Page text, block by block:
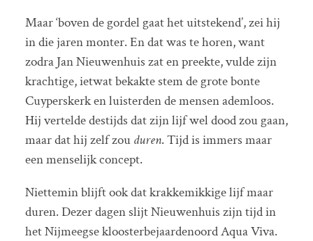
Maar ‘boven de gordel gaat het uitstekend’, zei hij
in die jaren monter. En dat was te horen, want
zodra Jan Nieuwenhuis zat en preekte, vulde zijn
krachtige, ietwat bekakte stem de grote bonte
Cuyperskerk en luisterden de mensen ademloos.
Hij vertelde destijds dat zijn lijf wel dood zou gaan,
maar dat hij zelf zou duren. Tijd is immers maar
een menselijk concept.
Niettemin blijft ook dat krakkemikkige lijf maar
duren. Dezer dagen slijt Nieuwenhuis zijn tijd in
het Nijmeegse kloosterbejaardenoord Aqua Viva.